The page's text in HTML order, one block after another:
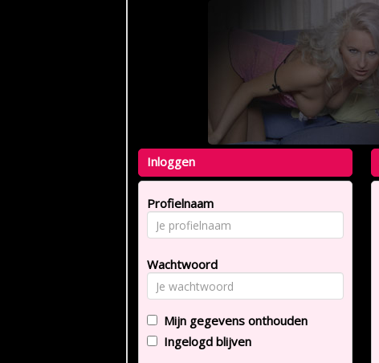
Inloggen
Profielnaam
Wachtwoord
Mijn gegevens onthouden
Ingelogd blijven